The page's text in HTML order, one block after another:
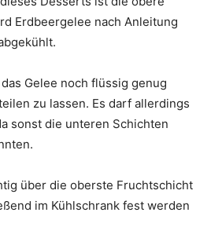
Erdbeergelee nach Anleitung
Gelee noch flüssig genug
zu lassen. Es darf allerdings
sonst die unteren Schichten
über die oberste Fruchtschicht
im Kühlschrank fest werden